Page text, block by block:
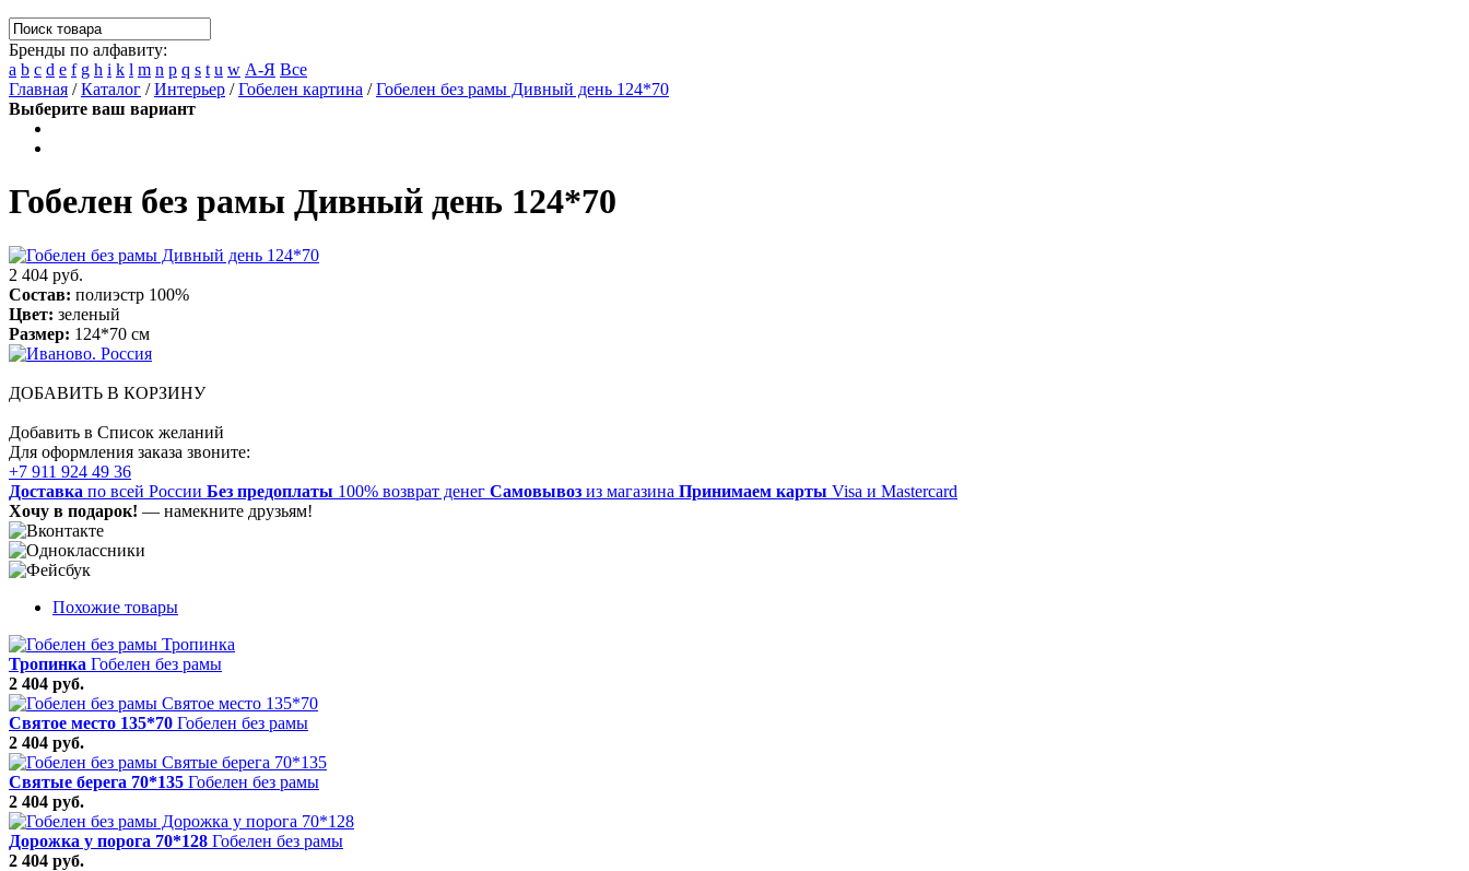
Бренды по алфавиту:
a b c d e f g h i k l m n p q s t u w А-Я Все
Главная /Каталог /Интерьер /Гобелен картина /Гобелен без рамы Дивный день 124*70
Выберите ваш вариант
Гобелен без рамы Дивный день 124*70
2 404 руб.
Состав: полиэстр 100%
Цвет: зеленый
Размер: 124*70 см
ДОБАВИТЬ В КОРЗИНУ
Добавить в Список желаний
Для оформления заказа звоните:
+7 911 924 49 36
Доставка по всей России Без предоплаты 100% возврат денег Самовывоз из магазина Принимаем карты Visa и Mastercard
Хочу в подарок! — намекните друзьям!
Похожие товары
Тропинка Гобелен без рамы
2 404 руб.
Святое место 135*70 Гобелен без рамы
2 404 руб.
Святые берега 70*135 Гобелен без рамы
2 404 руб.
Дорожка у порога 70*128 Гобелен без рамы
2 404 руб.